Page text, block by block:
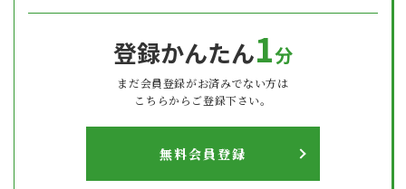
登録かんたん1分
まだ会員登録がお済みでない方は
こちらからご登録下さい。
無料会員登録